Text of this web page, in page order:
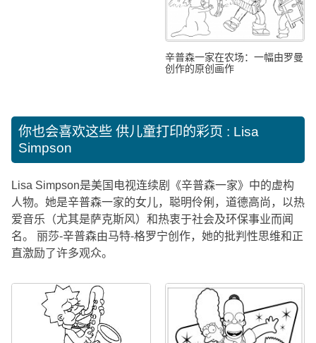
辛普森一家在农场：一幅由罗曼
创作的原创画作
你也会喜欢这些 供儿童打印的彩页 : Lisa
Simpson
Lisa Simpson是美国电视连续剧《辛普森一家》中的虚构
人物。她是辛普森一家的女儿，聪明伶俐，道德高尚，以热
爱音乐（尤其是萨克斯风）和热衷于社会及环保事业而闻
名。 丽莎-辛普森由马特-格罗宁创作，她的批判性思维和正
直激励了许多观众。